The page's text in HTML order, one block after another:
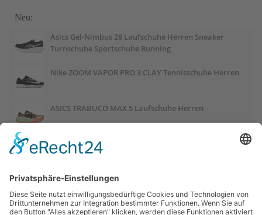
Neu:
Asics Gel-Nimbus 28 Laufschuhe Herren Sneaker
Turnschuhe Sportschuhe Running
Nike ZOOM VAPOR PRO 3 CLAY Tennisschuhe Herren
ASICS TRABUCO MAX 5 Laufschuhe Herren
ASICS GEL-PULSE 17 Laufschuhe Damen
Salomon OUTCHILL Winterschuhe Damen